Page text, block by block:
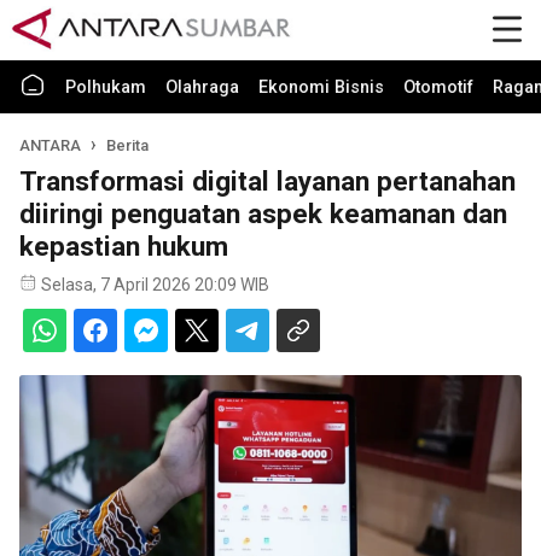
Polhukam Olahraga Ekonomi Bisnis Otomotif
ANTARA Berita
Transformasi digital layanan pertanahan
diiringi penguatan aspek keamanan dan
kepastian hukum
Selasa, 7 April 2026 20:09 WIB